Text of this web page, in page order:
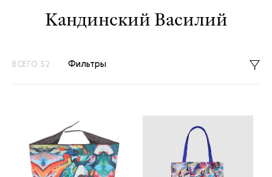
Кандинский Василий
ВСЕГО 52 Фильтры